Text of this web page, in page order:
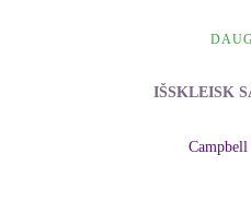
IŠSKLEISK
Campbell